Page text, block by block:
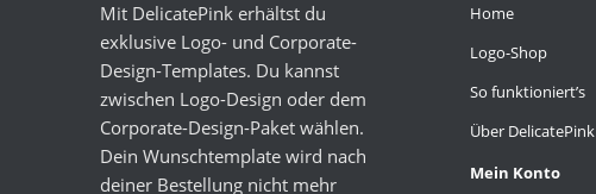
Mit DelicatePink erhältst du
exklusive Logo- und Corporate-
Design-Templates. Du kannst
zwischen Logo-Design oder dem
Corporate-Design-Paket wählen.
Dein Wunschtemplate wird nach
deiner Bestellung nicht mehr
Home
Logo-Shop
So funktioniert’s
Über DelicatePink
Mein Konto